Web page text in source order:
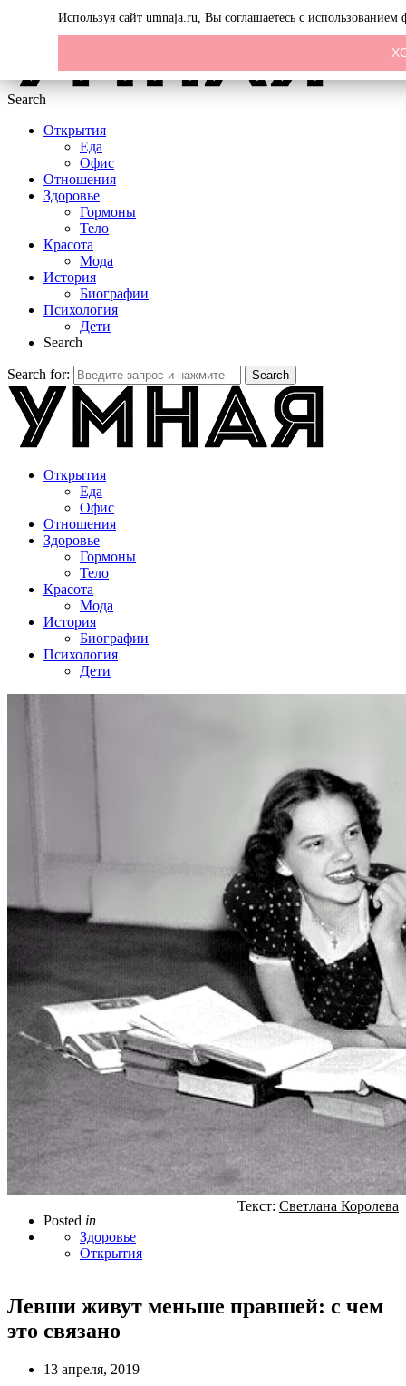
Search
Открытия
Еда
Офис
Отношения
Здоровье
Гормоны
Тело
Красота
Мода
История
Биографии
Психология
Дети
Search
Search for: Search
Открытия
Еда
Офис
Отношения
Здоровье
Гормоны
Тело
Красота
Мода
История
Биографии
Психология
Дети
Posted in
Здоровье
Открытия
Текст: Светлана Королева
Левши живут меньше правшей: с чем
это связано
13 апреля, 2019
Используя сайт umnaja.ru, Вы соглашаетесь с использованием